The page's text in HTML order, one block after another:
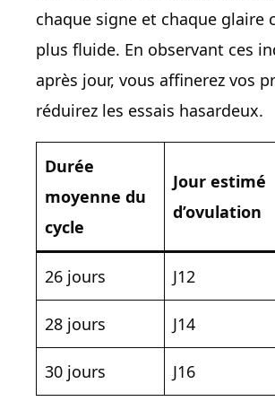
chaque signe et chaque glaire
plus fluide. En observant ces
après jour, vous affinerez vos
réduirez les essais hasardeux.
Durée
moyenne du
cycle
Jour estimé
d’ovulation
26 jours J12
28 jours J14
30 jours J16